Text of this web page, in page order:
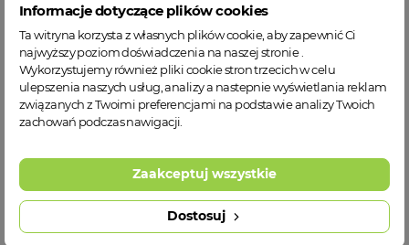
Befado 219D483 damskie klapki
Informacje dotyczące plików cookies
Ta witryna korzysta z własnych plików cookie, aby zapewnić Ci
najwyższy poziom doświadczenia na naszej stronie .
Wykorzystujemy również pliki cookie stron trzecich w celu
ulepszenia naszych usług, analizy a nastepnie wyświetlania reklam
związanych z Twoimi preferencjami na podstawie analizy Twoich
zachowań podczas nawigacji.
Dostosuj
Zaakceptuj wszystkie